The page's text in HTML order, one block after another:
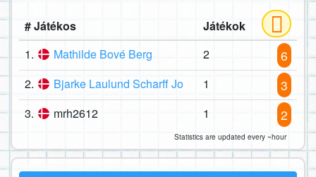
# Játékos
Játékok
1.
Mathilde Bové Berg 2 6
2. Bjarke Laulund Scharff Jo 1 3
3. mrh2612 1 2
Statistics are updated every ~hour